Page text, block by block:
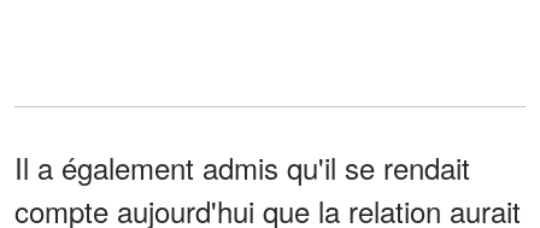
Il a également admis qu'il se rendait
compte aujourd'hui que la relation aurait